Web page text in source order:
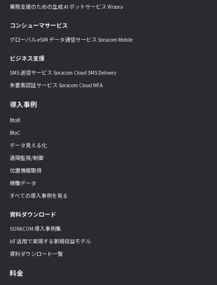
業務支援のための生成 AI ボットサービス Wisora
コンシューマサービス
グローバル eSIM データ通信サービス Soracom Mobile
ビジネス支援
SMS 送信サービス Soracom Cloud SMS Delivery
多要素認証サービス Soracom Cloud MFA
導入事例
BtoB
BtoC
データ見える化
遠隔監視/制御
位置情報取得
稼働データ
すべての導入事例を見る
資料ダウンロード
SORACOM 導入事例集
IoT 活用で実現する新規収益モデル
資料ダウンロード一覧
料金